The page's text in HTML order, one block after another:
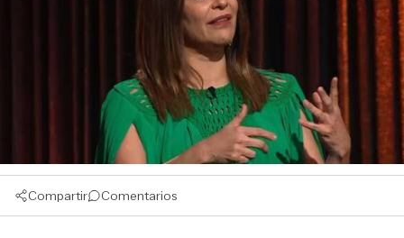
Compartir Comentarios